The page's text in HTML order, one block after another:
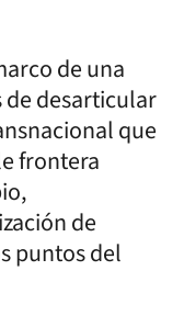
de una
de desarticular
que
frontera
de
puntos del